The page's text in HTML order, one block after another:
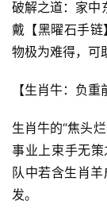
破解之道：家中
戴【黑曜石手
物极为难得，可
【生肖牛：负重
生肖牛的“焦头
事业上束手无
队中若含生肖
发。